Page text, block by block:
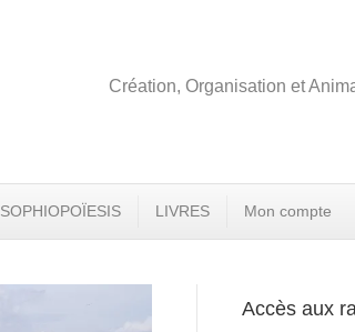
Création, Organisation et
SOPHIOPOÏESIS LIVRES Mon compte
Accès aux